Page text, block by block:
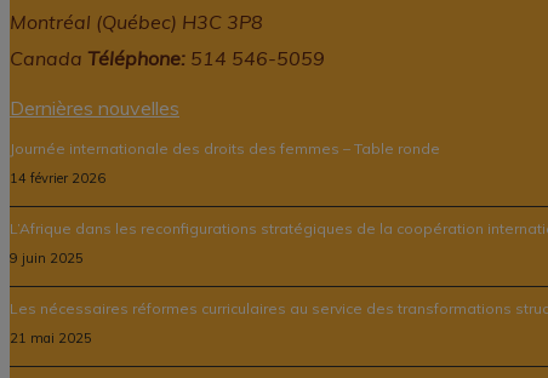
Montréal (Québec) H3C 3P8
Canada Téléphone: 514 546-5059
Dernières nouvelles
Journée internationale des droits des femmes – Table ronde
14 février 2026
L’Afrique dans les reconfigurations stratégiques de la coopération
9 juin 2025
Les nécessaires réformes curriculaires au service des transformations
21 mai 2025